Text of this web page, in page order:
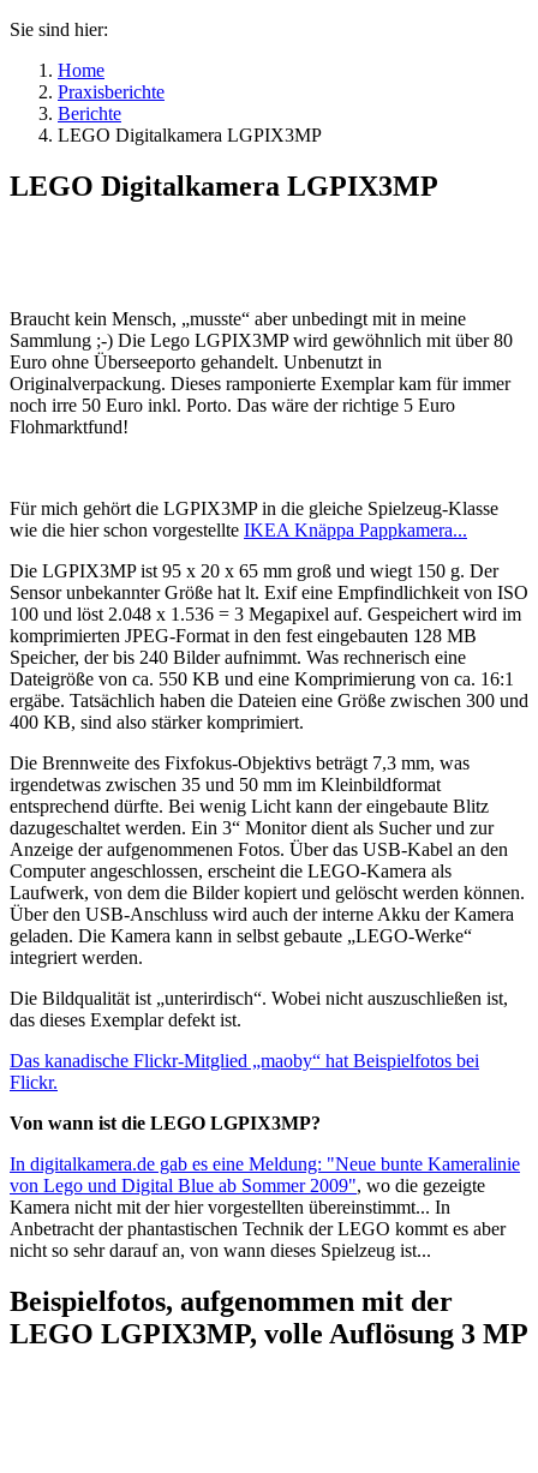
Sie sind hier:
Home
Praxisberichte
Berichte
LEGO Digitalkamera LGPIX3MP
LEGO Digitalkamera LGPIX3MP
Braucht kein Mensch, „musste“ aber unbedingt mit in meine
Sammlung ;-) Die Lego LGPIX3MP wird gewöhnlich mit über 80
Euro ohne Überseeporto gehandelt. Unbenutzt in
Originalverpackung. Dieses ramponierte Exemplar kam für immer
noch irre 50 Euro inkl. Porto. Das wäre der richtige 5 Euro
Flohmarktfund!
Für mich gehört die LGPIX3MP in die gleiche Spielzeug-Klasse
wie die hier schon vorgestellte IKEA Knäppa Pappkamera...
Die LGPIX3MP ist 95 x 20 x 65 mm groß und wiegt 150 g. Der
Sensor unbekannter Größe hat lt. Exif eine Empfindlichkeit von ISO
100 und löst 2.048 x 1.536 = 3 Megapixel auf. Gespeichert wird im
komprimierten JPEG-Format in den fest eingebauten 128 MB
Speicher, der bis 240 Bilder aufnimmt. Was rechnerisch eine
Dateigröße von ca. 550 KB und eine Komprimierung von ca. 16:1
ergäbe. Tatsächlich haben die Dateien eine Größe zwischen 300 und
400 KB, sind also stärker komprimiert.
Die Brennweite des Fixfokus-Objektivs beträgt 7,3 mm, was
irgendetwas zwischen 35 und 50 mm im Kleinbildformat
entsprechend dürfte. Bei wenig Licht kann der eingebaute Blitz
dazugeschaltet werden. Ein 3“ Monitor dient als Sucher und zur
Anzeige der aufgenommenen Fotos. Über das USB-Kabel an den
Computer angeschlossen, erscheint die LEGO-Kamera als
Laufwerk, von dem die Bilder kopiert und gelöscht werden können.
Über den USB-Anschluss wird auch der interne Akku der Kamera
geladen. Die Kamera kann in selbst gebaute „LEGO-Werke“
integriert werden.
Die Bildqualität ist „unterirdisch“. Wobei nicht auszuschließen ist,
das dieses Exemplar defekt ist.
Das kanadische Flickr-Mitglied „maoby“ hat Beispielfotos bei
Flickr.
Von wann ist die LEGO LGPIX3MP?
In digitalkamera.de gab es eine Meldung: "Neue bunte Kameralinie
von Lego und Digital Blue ab Sommer 2009", wo die gezeigte
Kamera nicht mit der hier vorgestellten übereinstimmt... In
Anbetracht der phantastischen Technik der LEGO kommt es aber
nicht so sehr darauf an, von wann dieses Spielzeug ist...
Beispielfotos, aufgenommen mit der
LEGO LGPIX3MP, volle Auflösung 3 MP